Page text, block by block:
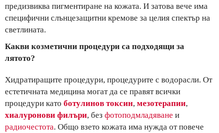
предизвиква пигментиране на кожата. И затова вече има
специфични слънцезащитни кремове за целия спектър на
светлината.
Какви козметични процедури са подходящи за
лятото?
Хидратиращите процедури, процедурите с водорасли. От
естетичната медицина могат да се правят всички
процедури като ботулинов токсин, мезотерапии,
хиалуронови филъри, без фотоподмладяване и
радиочестота. Общо взето кожата има нужда от повече